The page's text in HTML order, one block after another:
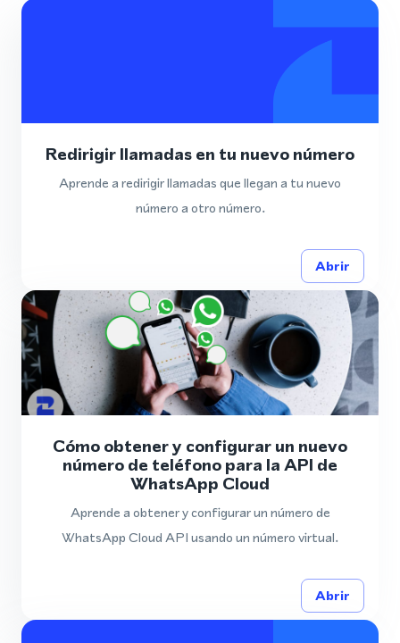
Redirigir llamadas en tu nuevo número
Aprende a redirigir llamadas que llegan a tu nuevo
número a otro número.
Abrir
Cómo obtener y configurar un nuevo
número de teléfono para la API de
WhatsApp Cloud
Aprende a obtener y configurar un número de
WhatsApp Cloud API usando un número virtual.
Abrir